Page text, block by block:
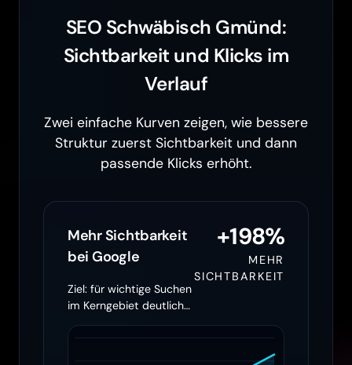
SEO Schwäbisch Gmünd:
Sichtbarkeit und Klicks im
Verlauf
Zwei einfache Kurven zeigen, wie bessere
Struktur zuerst Sichtbarkeit und dann
passende Klicks erhöht.
Mehr Sichtbarkeit
bei Google
Ziel: für wichtige Suchen
im Kerngebiet deutlich
+198%
MEHR
SICHTBARKEIT